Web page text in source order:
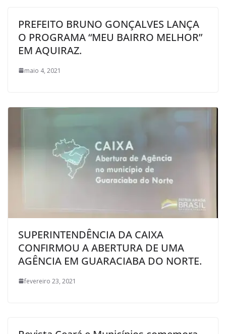
PREFEITO BRUNO GONÇALVES LANÇA
O PROGRAMA “MEU BAIRRO MELHOR”
EM AQUIRAZ.
maio 4, 2021
SUPERINTENDÊNCIA DA CAIXA
CONFIRMOU A ABERTURA DE UMA
AGÊNCIA EM GUARACIABA DO NORTE.
fevereiro 23, 2021